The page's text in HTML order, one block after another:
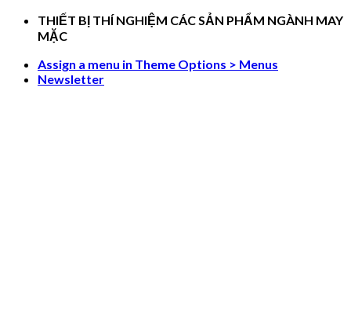
Skip
THIẾT BỊ THÍ NGHIỆM CÁC SẢN PHẨM NGÀNH MAY
MẶC
Assign a menu in Theme Options > Menus
Newsletter